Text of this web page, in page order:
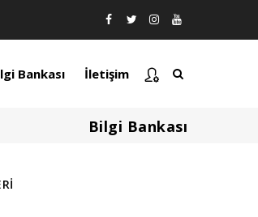
Bankası İletişim
Bilgi Bankası